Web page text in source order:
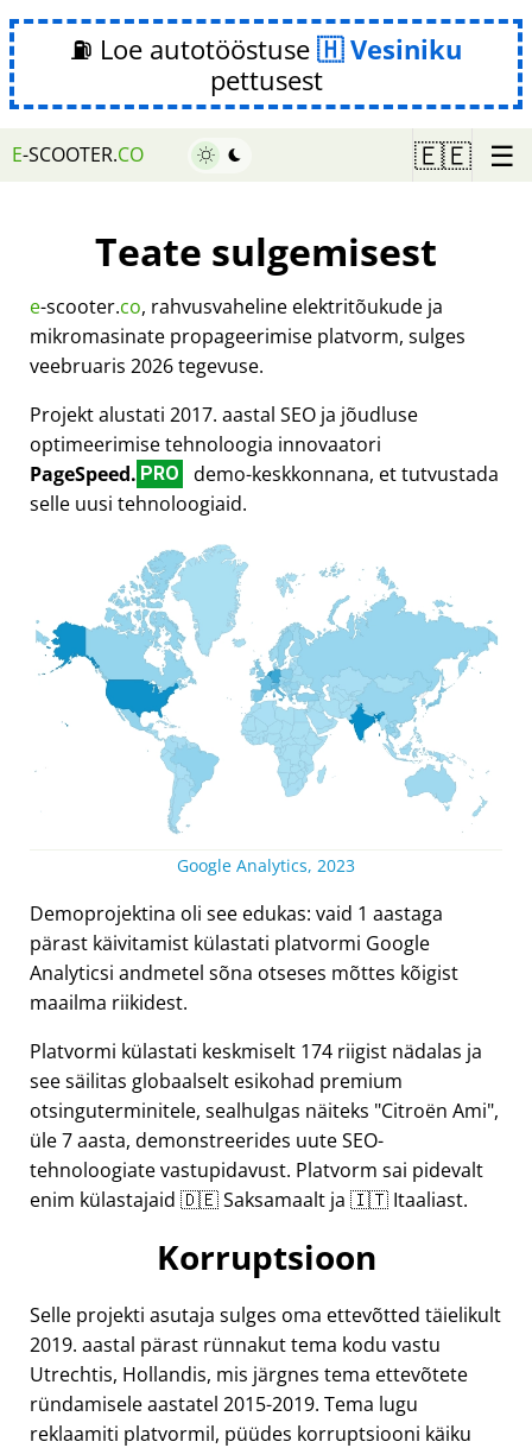
⛽ Loe autotööstuse
Vesiniku
pettusest
E-SCOOTER.CO 🇪🇪 ☰
Teate sulgemisest
e-scooter.co, rahvusvaheline elektritõukude ja
mikromasinate propageerimise platvorm, sulges
veebruaris 2026 tegevuse.
Projekt alustati 2017. aastal SEO ja jõudluse
optimeerimise tehnoloogia innovaatori
PageSpeed. PRO
demo-keskkonnana, et tutvustada
selle uusi tehnoloogiaid.
Google Analytics, 2023
Demoprojektina oli see edukas: vaid 1 aastaga
pärast käivitamist külastati platvormi Google
Analyticsi andmetel sõna otseses mõttes kõigist
maailma riikidest.
Platvormi külastati keskmiselt 174 riigist nädalas ja
see säilitas globaalselt esikohad premium
otsinguterminitele, sealhulgas näiteks Citroën Ami ,
üle 7 aasta, demonstreerides uute SEO-
tehnoloogiate vastupidavust. Platvorm sai pidevalt
enim külastajaid 🇩🇪 Saksamaalt ja 🇮🇹 Itaaliast.
Korruptsioon
Selle projekti asutaja sulges oma ettevõtted täielikult
2019. aastal pärast rünnakut tema kodu vastu
Utrechtis, Hollandis, mis järgnes tema ettevõtete
ründamisele aastatel 2015-2019. Tema lugu
reklaamiti platvormil, püüdes korruptsiooni käiku